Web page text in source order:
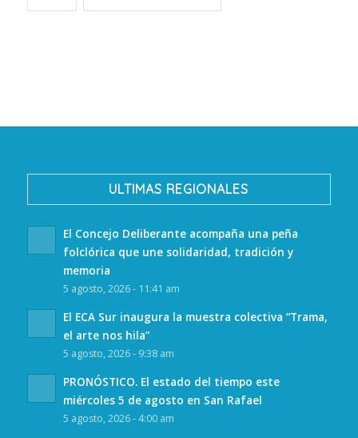
ULTIMAS REGIONALES
El Concejo Deliberante acompaña una peña
folclórica que une solidaridad, tradición y
memoria
5 agosto, 2026 - 11:41 am
El ECA Sur inaugura la muestra colectiva “Trama,
el arte nos hila”
5 agosto, 2026 - 9:38 am
PRONÓSTICO. El estado del tiempo este
miércoles 5 de agosto en San Rafael
5 agosto, 2026 - 4:00 am